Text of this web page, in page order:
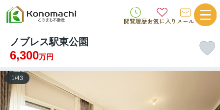
閲覧履歴お気に入り メール
ノブレス駅東公園
6,300万円
1 /43